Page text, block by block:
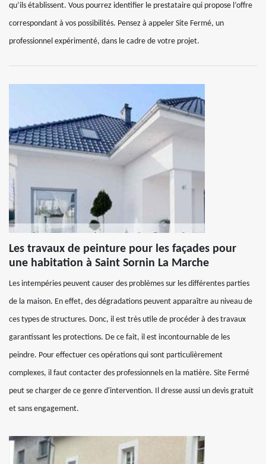
qu’ils établissent. Vous pourrez identifier le prestataire qui propose l’offre
correspondant à vos possibilités. Pensez à appeler Site Fermé, un
professionnel expérimenté, dans le cadre de votre projet.
Les travaux de peinture pour les façades pour
une habitation à Saint Sornin La Marche
Les intempéries peuvent causer des problèmes sur les différentes parties
de la maison. En effet, des dégradations peuvent apparaître au niveau de
ces types de structures. Donc, il est très utile de procéder à des travaux
garantissant les protections. De ce fait, il est incontournable de les
peindre. Pour effectuer ces opérations qui sont particulièrement
complexes, il faut contacter des professionnels en la matière. Site Fermé
peut se charger de ce genre d'intervention. Il dresse aussi un devis gratuit
et sans engagement.